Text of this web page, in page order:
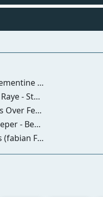
- Miracle Maker
Go Away)
Feat. Mkla
Mucho
Remix)